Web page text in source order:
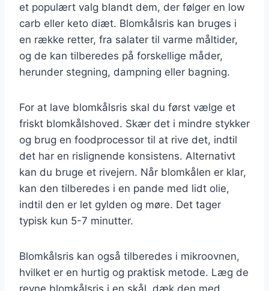
et populært valg blandt dem, der følger en low
carb eller keto diæt. Blomkålsris kan bruges i
en række retter, fra salater til varme måltider,
og de kan tilberedes på forskellige måder,
herunder stegning, dampning eller bagning.
For at lave blomkålsris skal du først vælge et
friskt blomkålshoved. Skær det i mindre stykker
og brug en foodprocessor til at rive det, indtil
det har en rislignende konsistens. Alternativt
kan du bruge et rivejern. Når blomkålen er klar,
kan den tilberedes i en pande med lidt olie,
indtil den er let gylden og møre. Det tager
typisk kun 5-7 minutter.
Blomkålsris kan også tilberedes i mikroovnen,
hvilket er en hurtig og praktisk metode. Læg de
revne blomkålsris i en skål, dæk den med